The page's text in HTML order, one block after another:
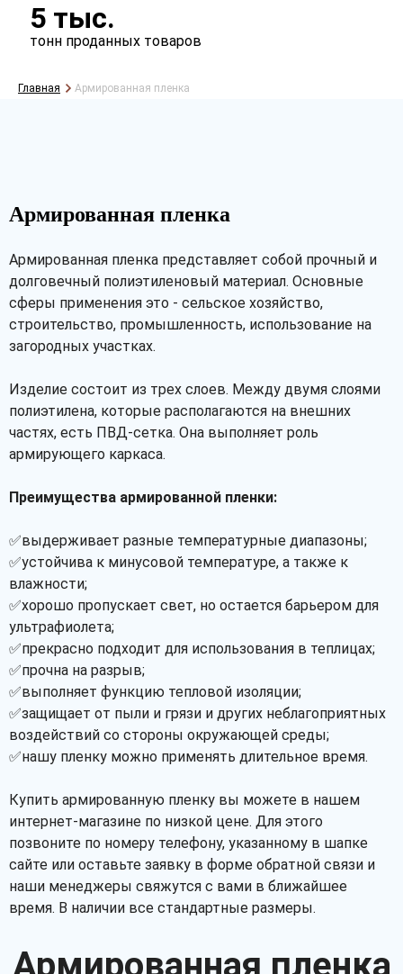
5 тыс.
тонн проданных товаров
Главная Армированная пленка
Армированная пленка
Армированная пленка представляет собой прочный и
долговечный полиэтиленовый материал. Основные
сферы применения это - сельское хозяйство,
строительство, промышленность, использование на
загородных участках.
Изделие состоит из трех слоев. Между двумя слоями
полиэтилена, которые располагаются на внешних
частях, есть ПВД-сетка. Она выполняет роль
армирующего каркаса.
Преимущества армированной пленки:
✅выдерживает разные температурные диапазоны;
✅устойчива к минусовой температуре, а также к
влажности;
✅хорошо пропускает свет, но остается барьером для
ультрафиолета;
✅прекрасно подходит для использования в теплицах;
✅прочна на разрыв;
✅выполняет функцию тепловой изоляции;
✅защищает от пыли и грязи и других неблагоприятных
воздействий со стороны окружающей среды;
✅нашу пленку можно применять длительное время.
Купить армированную пленку вы можете в нашем
интернет-магазине по низкой цене. Для этого
позвоните по номеру телефону, указанному в шапке
сайте или оставьте заявку в форме обратной связи и
наши менеджеры свяжутся с вами в ближайшее
время. В наличии все стандартные размеры.
Армированная пленка